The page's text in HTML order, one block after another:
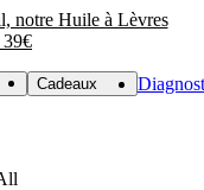
notre Huile à Lèvres
Cadeaux